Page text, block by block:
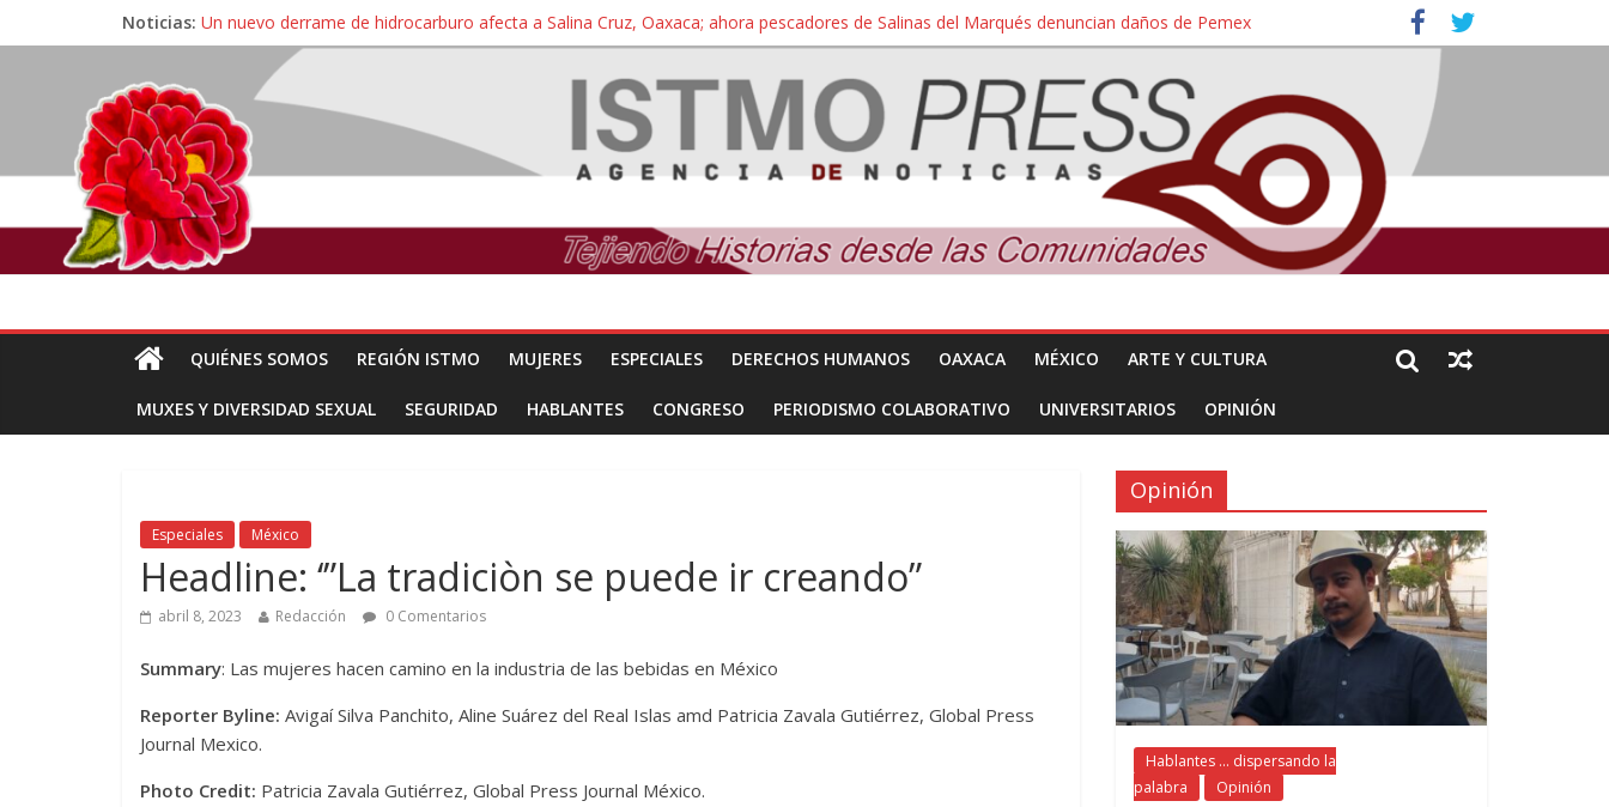
Noticias: Un nuevo derrame de hidrocarburo afecta a Salina Cruz, Oaxaca; ahora pescadores de Salinas del Marqués denuncian daños de Pemex
Ángel, el joven autista expulsado por la Universidad Bienestar de Ixtepec, Oaxaca vuelve a las aulas tras amparo
Familiares de periodista Alejandro Leyva se reúnen con titular de la SEGOB y exigen detener a los autores materiales e intelectuales de su asesinato
Alertan pescadores de Juchitán, Oaxaca de nuevo despojo de su territorio para construir un parque eólico
Pescadores y comuneros ikoots detienen la extracción ilegal de material pétreo de gravera Oyamel
QUIÉNES SOMOS REGIÓN ISTMO MUJERES ESPECIALES DERECHOS HUMANOS OAXACA MÉXICO ARTE Y CULTURA
MUXES Y DIVERSIDAD SEXUAL SEGURIDAD HABLANTES CONGRESO PERIODISMO COLABORATIVO UNIVERSITARIOS OPINIÓN
Especiales México
Headline: ‘”La tradiciòn se puede ir creando”
abril 8, 2023 Redacción 0 Comentarios
Summary: Las mujeres hacen camino en la industria de las bebidas en México
Reporter Byline: Avigaí Silva Panchito, Aline Suárez del Real Islas amd Patricia Zavala Gutiérrez, Global Press
Journal Mexico.
Photo Credit: Patricia Zavala Gutiérrez, Global Press Journal México.
Opinión
Hablantes ... dispersando la
palabra
Opinión